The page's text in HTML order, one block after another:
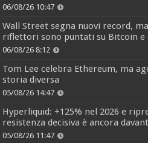
06/08/26 10:47
Wall Street segna nuovi record,
riflettori sono puntati su Bitcoin e
06/08/26 8:12
Tom Lee celebra Ethereum, ma
storia diversa
05/08/26 14:47
Hyperliquid: +125% nel 2026 e
resistenza decisiva è ancora
05/08/26 11:47